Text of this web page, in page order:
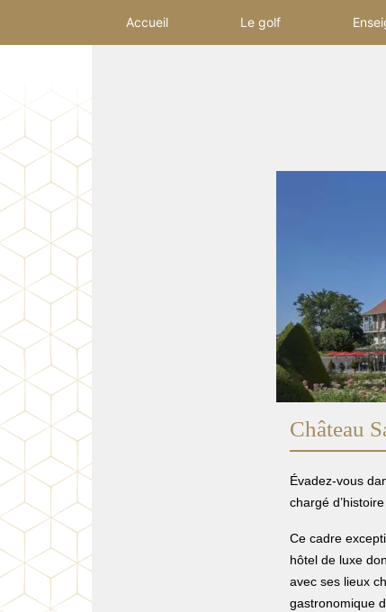
Accueil Le golf
Château
Évadez-vous
chargé d’histoire
Ce cadre
hôtel de luxe
avec ses lieux
gastronomique